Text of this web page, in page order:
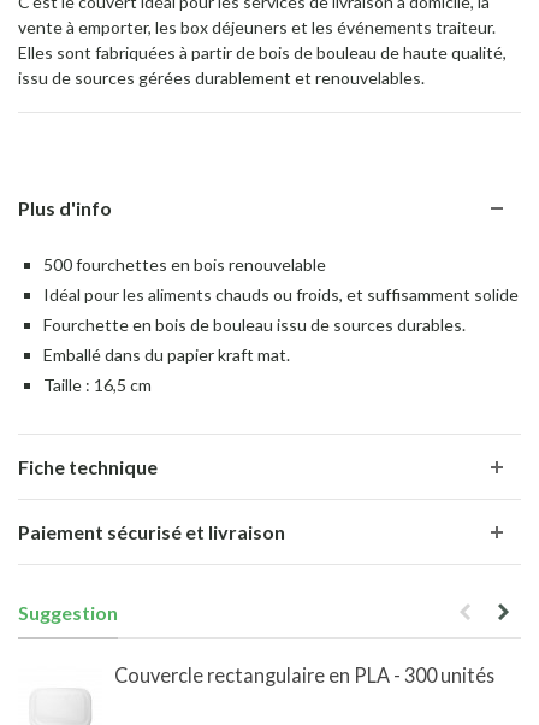
vente à emporter, les box déjeuners et les événements traiteur.
Elles sont fabriquées à partir de bois de bouleau de haute qualité,
issu de sources gérées durablement et renouvelables.
Plus d'info
500 fourchettes en bois renouvelable
Idéal pour les aliments chauds ou froids, et suffisamment solide
Fourchette en bois de bouleau issu de sources durables.
Emballé dans du papier kraft mat.
Taille : 16,5 cm
Fiche technique
Paiement sécurisé et livraison
Suggestion
Couvercle rectangulaire en PLA - 300 unités